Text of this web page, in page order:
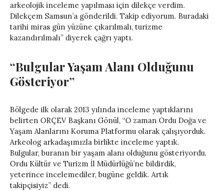
arkeolojik inceleme yapılması için dilekçe verdim.
Dilekçem Samsun’a gönderildi. Takip ediyorum. Buradaki
tarihi miras gün yüzüne çıkarılmalı, turizme
kazandırılmalı” diyerek çağrı yaptı.
“Bulgular Yaşam Alanı Olduğunu
Gösteriyor”
Bölgede ilk olarak 2013 yılında inceleme yaptıklarını
belirten ORÇEV Başkanı Gönül, “O zaman Ordu Doğa ve
Yaşam Alanlarını Koruma Platformu olarak çalışıyorduk.
Arkeolog arkadaşımızla birlikte inceleme yaptık.
Bulgular, buranın bir yaşam alanı olduğunu gösteriyordu.
Ordu Kültür ve Turizm İl Müdürlüğü’ne bildirdik,
yeterince incelemediler, bugüne geldik. Artık
takipçisiyiz” dedi.